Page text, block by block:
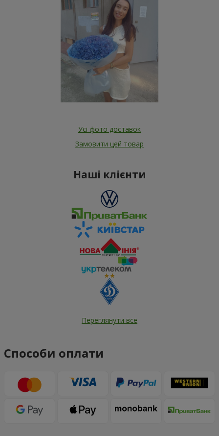
Усі фото доставок
Замовити цей товар
Наші клієнти
Переглянути все
Способи оплати